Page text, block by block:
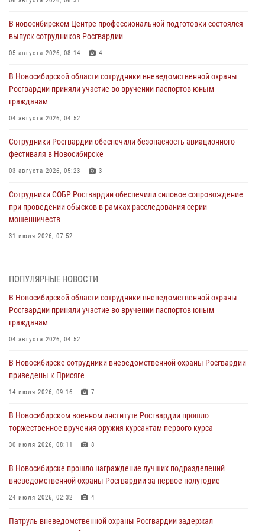
В новосибирском Центре профессиональной подготовки состоялся
выпуск сотрудников Росгвардии
05 августа 2026, 08:14 4
В Новосибирской области сотрудники вневедомственной охраны
Росгвардии приняли участие во вручении паспортов юным
гражданам
04 августа 2026, 04:52
Сотрудники Росгвардии обеспечили безопасность авиационного
фестиваля в Новосибирске
03 августа 2026, 05:23 3
Сотрудники СОБР Росгвардии обеспечили силовое сопровождение
при проведении обысков в рамках расследования серии
мошенничеств
31 июля 2026, 07:52
При силовой поддержке бойцов ОМОН и СОБР Росгвардии
пресечена деятельность группы лиц, причастных к мошенничеству
в сфере страхования
В Новосибирске сотрудниками вневедомственной охраны
Росгвардии задержан гражданин, находящийся в розыске
В Новосибирске военнослужащие отряда спецназа «Ермак»
Росгвардии провели занятия по беспарашютному десантированию
В Новосибирске военнослужащие Росгвардии почтили память детей
– жертв войны в Донбассе
ПОПУЛЯРНЫЕ НОВОСТИ
В Новосибирской области сотрудники вневедомственной охраны
Росгвардии приняли участие во вручении паспортов юным
гражданам
04 августа 2026, 04:52
В Новосибирске сотрудники вневедомственной охраны Росгвардии
приведены к Присяге
14 июля 2026, 09:16 7
В Новосибирском военном институте Росгвардии прошло
торжественное вручения оружия курсантам первого курса
30 июля 2026, 08:11 8
В Новосибирске прошло награждение лучших подразделений
вневедомственной охраны Росгвардии за первое полугодие
24 июля 2026, 02:32 4
Патруль вневедомственной охраны Росгвардии задержал